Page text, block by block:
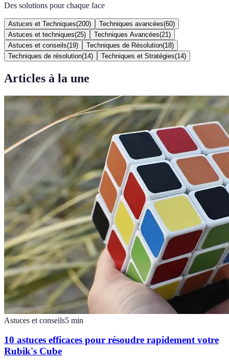
Des solutions pour chaque face
Astuces et Techniques(200) Techniques avancées(60)
Astuces et techniques(25) Techniques Avancées(21 )
Astuces et conseils(19) Techniques de Résolution(18)
Techniques de résolution(14) Techniques et Stratégies(14)
Articles à la une
Astuces et conseils5 min
10 astuces efficaces pour résoudre rapidement votre
Rubik's Cube